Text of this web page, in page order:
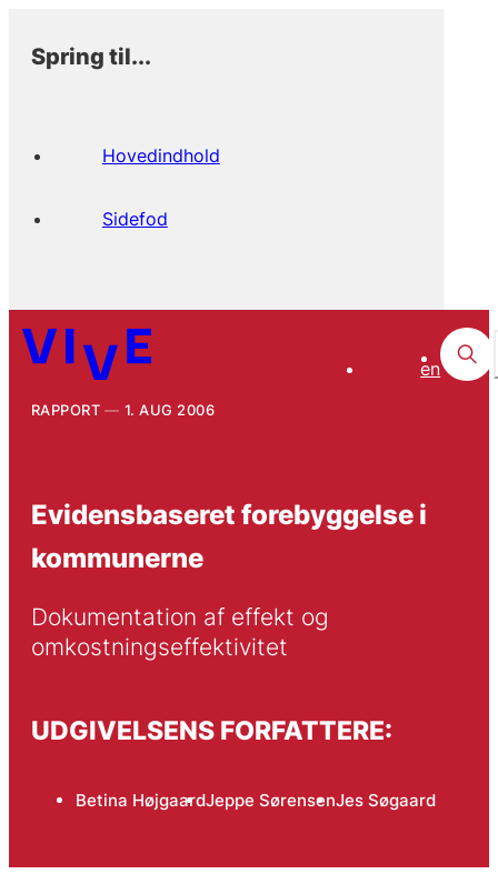
Spring til...
Hovedindhold
Sidefod
en
RAPPORT 1. AUG 2006
Evidensbaseret forebyggelse i
kommunerne
Dokumentation af effekt og
omkostningseffektivitet
UDGIVELSENS FORFATTERE:
Betina HøjgaardJeppe SørensenJes Søgaard